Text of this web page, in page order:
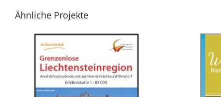
Ähnliche Projekte